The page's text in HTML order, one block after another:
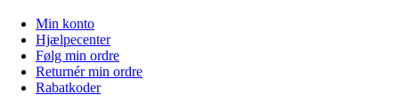
Min konto
Hjælpecenter
Følg min ordre
Returnér min ordre
Rabatkoder